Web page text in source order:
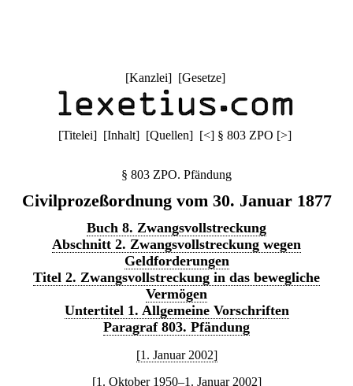
[Kanzlei] [Gesetze]
[Titelei] [Inhalt] [Quellen] [<] § 803 ZPO [>]
§ 803 ZPO. Pfändung
Civilprozeßordnung vom 30. Januar 1877
Buch 8. Zwangsvollstreckung
Abschnitt 2. Zwangsvollstreckung wegen
Geldforderungen
Titel 2. Zwangsvollstreckung in das bewegliche
Vermögen
Untertitel 1. Allgemeine Vorschriften
Paragraf 803. Pfändung
[1. Januar 2002]
[1. Oktober 1950–1. Januar 2002]